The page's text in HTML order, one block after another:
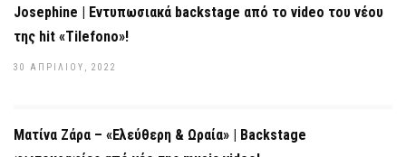
Josephine | Εντυπωσιακά backstage από το video του νέου
της hit «Tilefono»!
30 ΑΠΡΙΛΊΟΥ, 2022
Ματίνα Ζάρα – «Ελεύθερη & Ωραία» | Backstage